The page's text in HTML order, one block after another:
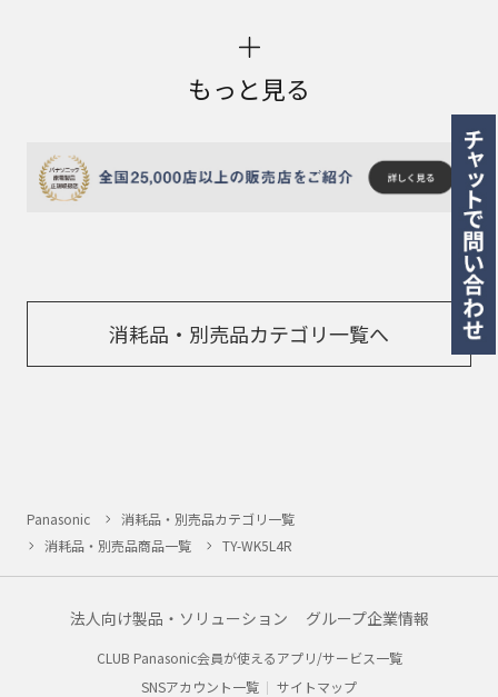
もっと見る
消耗品・別売品カテゴリ一覧へ
Panasonic
消耗品・別売品カテゴリ一覧
消耗品・別売品商品一覧
TY-WK5L4R
法人向け製品・ソリューション グループ企業情報
CLUB Panasonic会員が使えるアプリ/サービス一覧
SNSアカウント一覧
サイトマップ